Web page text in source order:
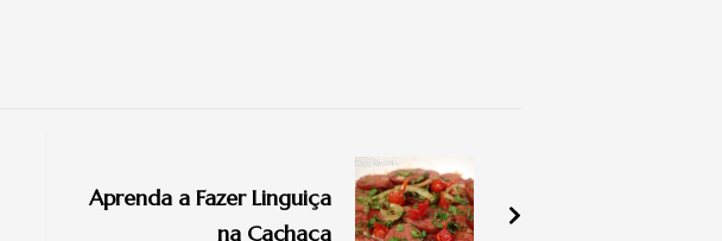
Aprenda a Fazer Linguiça
na Cachaça